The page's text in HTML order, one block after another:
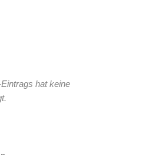
hat keine